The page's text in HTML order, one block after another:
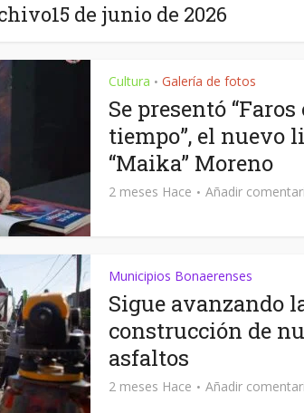
de junio de 2026
Cultura • Galería de fotos
Se presentó “Faros
tiempo”, el nuevo
“Maika” Moreno
2 meses Hace Añadir
Municipios Bonaerenses
Sigue avanzando
construcción de
asfaltos
2 meses Hace Añadir